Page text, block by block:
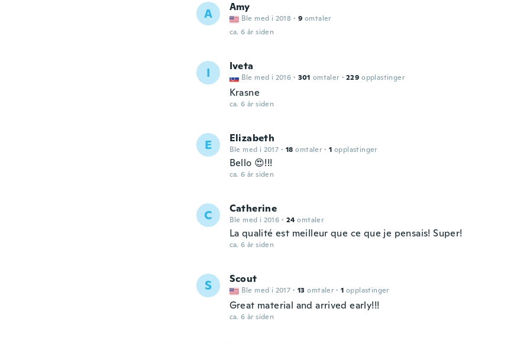
A Amy
Ble med i 2018 · 9 omtaler
ca. 6 år siden
I Iveta
Ble med i 2016 · 301 omtaler · 229 opplastinger
Krasne
ca. 6 år siden
E Elizabeth
Ble med i 2017 · 18 omtaler · 1 opplastinger
Bello 😍!!!
ca. 6 år siden
C Catherine
Ble med i 2016 · 24 omtaler
La qualité est meilleur que ce que je pensais! Super!
ca. 6 år siden
S Scout
Ble med i 2017 · 13 omtaler · 1 opplastinger
Great material and arrived early!!!
ca. 6 år siden